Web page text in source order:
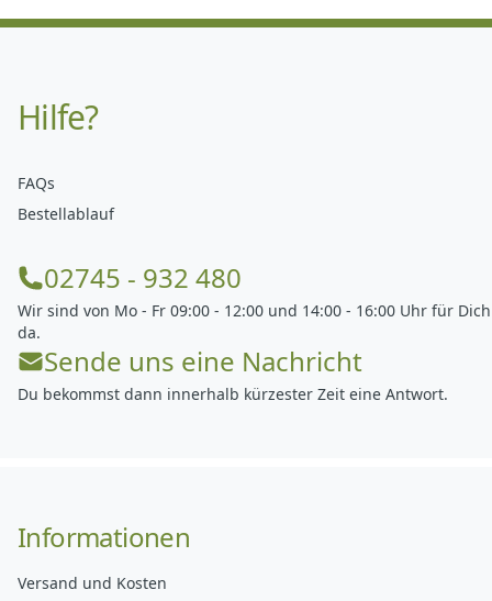
Hilfe?
FAQs
Bestellablauf
02745 - 932 480
Wir sind von Mo - Fr 09:00 - 12:00 und 14:00 - 16:00 Uhr für Dich
da.
Sende uns eine Nachricht
Du bekommst dann innerhalb kürzester Zeit eine Antwort.
Informationen
Versand und Kosten